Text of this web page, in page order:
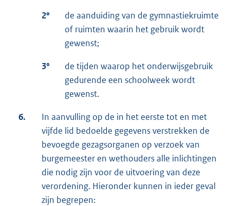
2°
de aanduiding van de gymnastiekruimte
of ruimten waarin het gebruik wordt
gewenst;
3°
de tijden waarop het onderwijsgebruik
gedurende een schoolweek wordt
gewenst.
6.
In aanvulling op de in het eerste tot en met
vijfde lid bedoelde gegevens verstrekken de
bevoegde gezagsorganen op verzoek van
burgemeester en wethouders alle inlichtingen
die nodig zijn voor de uitvoering van deze
verordening. Hieronder kunnen in ieder geval
zijn begrepen: